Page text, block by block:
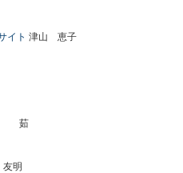
イト 津山 恵子
茹
明